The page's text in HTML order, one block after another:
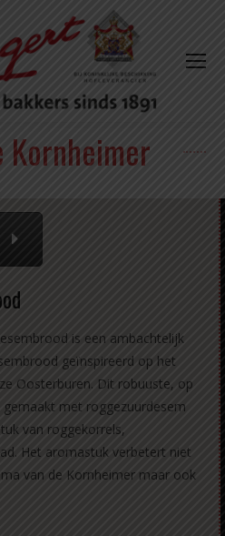
is een ambachtelijk
geïnspireerd op het
Oosterburen. Dit robuuste, op
met roggezuurdesem
van roggekorrels,
Het aromastuk verbetert niet
van de Kornheimer maar ook